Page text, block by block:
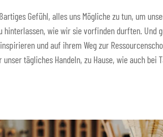
Gefühl, alles uns Mögliche zu tun, um
hinterlassen, wie wir sie vorfinden durften. Und
und auf ihrem Weg zur
tägliches Handeln, zu Hause, wie auch bei